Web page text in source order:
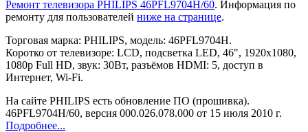
Ремонт телевизора PHILIPS 46PFL9704H/60. Информация по
ремонту для пользователей ниже на странице.
Торговая марка: PHILIPS, модель: 46PFL9704H.
Коротко от телевизоре: LCD, подсветка LED, 46", 1920x1080,
1080p Full HD, звук: 30Вт, разъёмов HDMI: 5, доступ в
Интернет, Wi-Fi.
На сайте PHILIPS есть обновление ПО (прошивка).
46PFL9704H/60, версия 000.026.078.000 от 15 июля 2010 г.
Подробнее...